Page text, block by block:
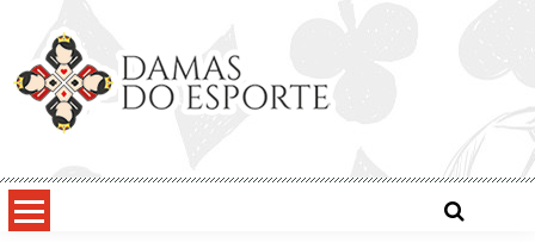
content
Damas do Esporte